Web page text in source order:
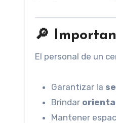
🔎
El personal de un
Garantizar la
Brindar
Mantener